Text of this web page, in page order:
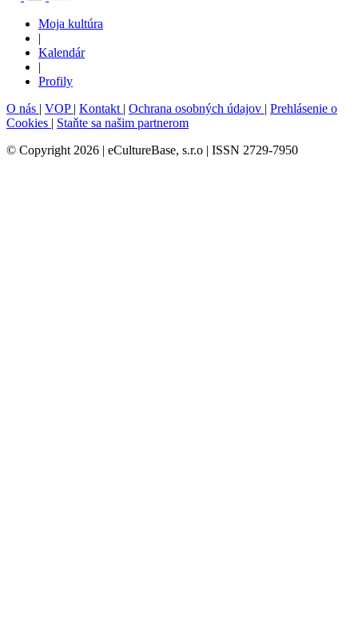
Moja kultúra
|
Kalendár
|
Profily
O nás | VOP | Kontakt | Ochrana osobných údajov | Prehlásenie o
Cookies | Staňte sa našim partnerom
© Copyright 2026 | eCultureBase, s.r.o | ISSN 2729-7950